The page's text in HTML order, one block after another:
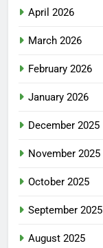
April 2026
March 2026
February 2026
January 2026
December 2025
November 2025
October 2025
September 2025
August 2025